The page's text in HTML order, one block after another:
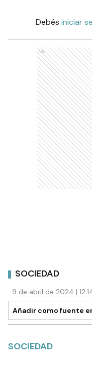
Debés iniciar
Ads
SOCIEDAD
9 de abril de 2024 |
Añadir como fuente
SOCIEDAD